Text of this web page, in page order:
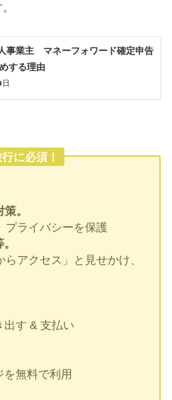
事業主 マネーフォワード確定申告
する理由
日
に必須！
。
プライバシーを保護
アクセス」と見せかけ、
出す & 支払い
無料で利用